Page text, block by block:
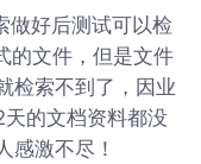
做好后测试可以检
的文件，但是文件
检索不到了，因业
的文档资料都没
感激不尽！